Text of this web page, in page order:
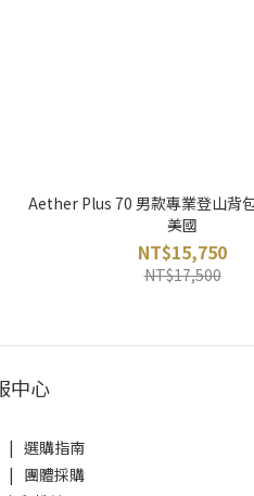
Aether Plus 70 男款專業登山背
美國
NT$15,750
NT$17,500
中心
選購指南
團體採購